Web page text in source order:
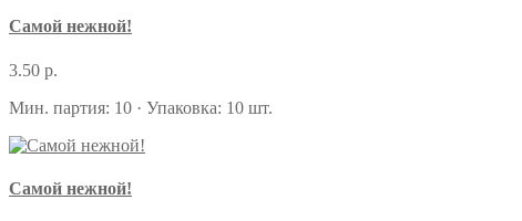
Самой нежной!
3.50 р.
Мин. партия: 10 · Упаковка: 10 шт.
Самой нежной!